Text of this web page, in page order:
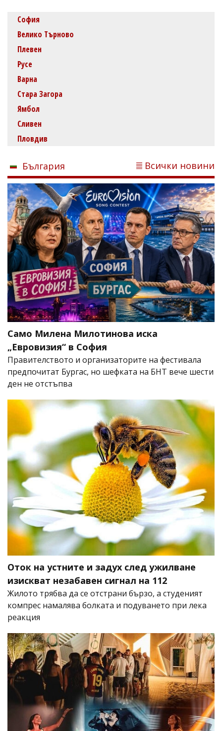
София
Велико Търново
Плевен
Русе
Варна
Стара Загора
Ямбол
Сливен
Пловдив
България Всички новини
Само Милена Милотинова иска
„Евровизия“ в София
Правителството и организаторите на фестивала
предпочитат Бургас, но шефката на БНТ вече шести
ден не отстъпва
Оток на устните и задух след ужилване
изискват незабавен сигнал на 112
Жилото трябва да се отстрани бързо, а студеният
компрес намалява болката и подуването при лека
реакция